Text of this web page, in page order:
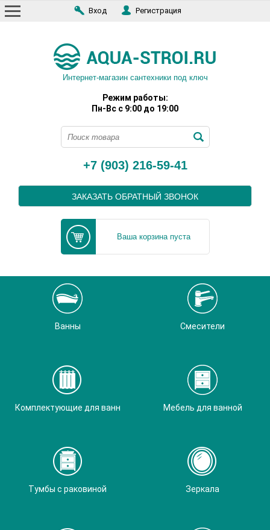
Вход Регистрация
Интернет-магазин сантехники под ключ
Режим работы:
Пн-Вс с 9:00 до 19:00
+7 (903) 216-59-41
ЗАКАЗАТЬ ОБРАТНЫЙ ЗВОНОК
Ваша корзина пуста
Ванны Смесители
Комплектующие для ванн Мебель для ванной
Тумбы с раковиной Зеркала